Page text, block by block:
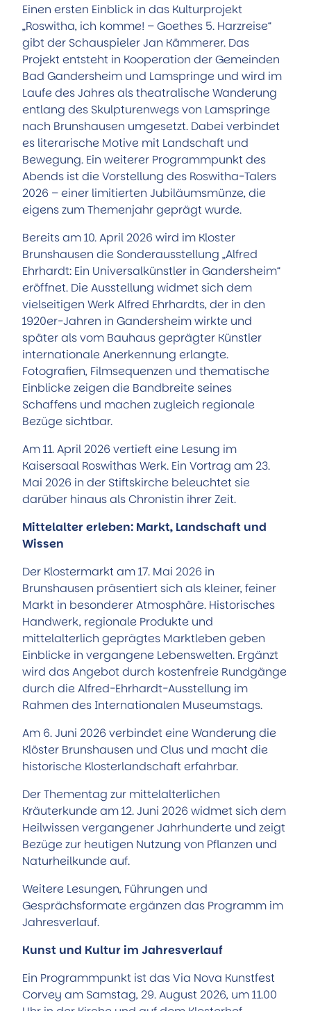
Einen ersten Einblick in das Kulturprojekt
„Roswitha, ich komme! – Goethes 5. Harzreise“
gibt der Schauspieler Jan Kämmerer. Das
Projekt entsteht in Kooperation der Gemeinden
Bad Gandersheim und Lamspringe und wird im
Laufe des Jahres als theatralische Wanderung
entlang des Skulpturenwegs von Lamspringe
nach Brunshausen umgesetzt. Dabei verbindet
es literarische Motive mit Landschaft und
Bewegung. Ein weiterer Programmpunkt des
Abends ist die Vorstellung des Roswitha-Talers
2026 – einer limitierten Jubiläumsmünze, die
eigens zum Themenjahr geprägt wurde.
Bereits am 10. April 2026 wird im Kloster
Brunshausen die Sonderausstellung „Alfred
Ehrhardt: Ein Universalkünstler in Gandersheim“
eröffnet. Die Ausstellung widmet sich dem
vielseitigen Werk Alfred Ehrhardts, der in den
1920er-Jahren in Gandersheim wirkte und
später als vom Bauhaus geprägter Künstler
internationale Anerkennung erlangte.
Fotografien, Filmsequenzen und thematische
Einblicke zeigen die Bandbreite seines
Schaffens und machen zugleich regionale
Bezüge sichtbar.
Am 11. April 2026 vertieft eine Lesung im
Kaisersaal Roswithas Werk. Ein Vortrag am 23.
Mai 2026 in der Stiftskirche beleuchtet sie
darüber hinaus als Chronistin ihrer Zeit.
Mittelalter erleben: Markt, Landschaft und
Wissen
Der Klostermarkt am 17. Mai 2026 in
Brunshausen präsentiert sich als kleiner, feiner
Markt in besonderer Atmosphäre. Historisches
Handwerk, regionale Produkte und
mittelalterlich geprägtes Marktleben geben
Einblicke in vergangene Lebenswelten. Ergänzt
wird das Angebot durch kostenfreie Rundgänge
durch die Alfred-Ehrhardt-Ausstellung im
Rahmen des Internationalen Museumstags.
Am 6. Juni 2026 verbindet eine Wanderung die
Klöster Brunshausen und Clus und macht die
historische Klosterlandschaft erfahrbar.
Der Thementag zur mittelalterlichen
Kräuterkunde am 12. Juni 2026 widmet sich dem
Heilwissen vergangener Jahrhunderte und zeigt
Bezüge zur heutigen Nutzung von Pflanzen und
Naturheilkunde auf.
Weitere Lesungen, Führungen und
Gesprächsformate ergänzen das Programm im
Jahresverlauf.
Kunst und Kultur im Jahresverlauf
Ein Programmpunkt ist das Via Nova Kunstfest
Corvey am Samstag, 29. August 2026, um 11.00